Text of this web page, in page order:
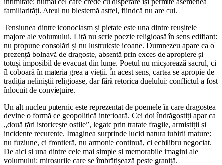
intimitate: numai cel care crede cu disperare își permite asemenea
familiarități. Ateul nu blestemă astfel, fiindcă nu are cui.
Tensiunea dintre iconoclasm și pietate este una dintre reușitele
majore ale volumului. Liță nu scrie poezie religioasă în sens edifiant:
nu propune consolări și nu lustruiește icoane. Dumnezeu apare ca o
prezență bolnavă de dragoste, absentă prin exces de apropiere și
totuși imposibil de evacuat din lume. Poetul nu micșorează sacrul, ci
îl coboară în materia grea a vieții. În acest sens, cartea se apropie de
tradiția neliniștii religioase, dar fără retorica duelului: conflictul a fost
înlocuit de conviețuire.
Un alt nucleu puternic este reprezentat de poemele în care dragostea
devine o formă de geopolitică interioară. Cei doi îndrăgostiți apar ca
„două țări istoricește ostile”, legate prin tratate fragile, armistiții și
incidente recurente. Imaginea surprinde lucid natura iubirii mature:
nu fuziune, ci frontieră, nu armonie continuă, ci echilibru negociat.
De aici și una dintre cele mai simple și memorabile imagini ale
volumului: mirosurile care se îmbrățișează peste graniță.